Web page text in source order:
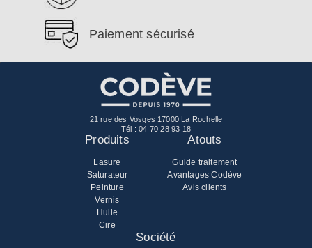
Paiement sécurisé
21 rue des Vosges 17000 La Rochelle
Tél :04 70 28 93 18
Produits
Lasure
Saturateur
Peinture
Vernis
Huile
Cire
Atouts
Guide traitement
Avantages Codève
Avis clients
Société